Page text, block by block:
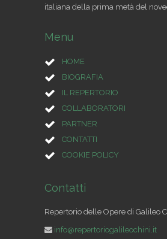
italiana della prima metà del
Menu
HOME
BIOGRAFIA
IL REPERTORIO
COLLABORATORI
PARTNER
CONTATTI
COOKIE POLICY
Contatti
Repertorio delle Opere di Galileo
info@repertoriogalileochini.it